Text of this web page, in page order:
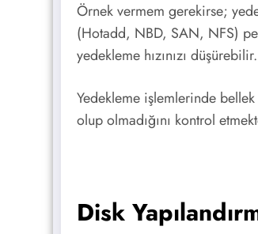
Örnek vermem gerekirse;
(Hotadd, NBD, SAN, NFS)
yedekleme hızınızı düşürebilir.
Yedekleme işlemlerinde
olup olmadığını kontrol
Disk